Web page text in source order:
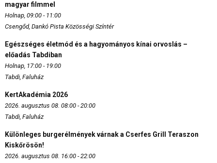
magyar filmmel
Holnap, 09:00 - 11:00
Csengőd, Dankó Pista Közösségi Színtér
Egészséges életmód és a hagyományos kínai orvoslás –
előadás Tabdiban
Holnap, 17:00 - 19:00
Tabdi, Faluház
KertAkadémia 2026
2026. augusztus 08. 08:00 - 20:00
Tabdi, Faluház
Különleges burgerélmények várnak a Cserfes Grill Teraszon
Kiskőrösön!
2026. augusztus 08. 16:00 - 22:00